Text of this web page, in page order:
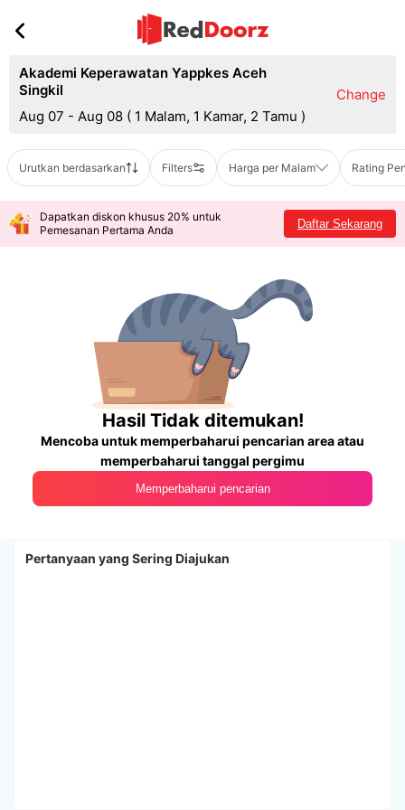
Akademi Keperawatan Yappkes Aceh
Singkil
Aug 07 - Aug 08 ( 1 Malam, 1 Kamar, 2 Tamu )
Change
Urutkan berdasarkan Filters Harga per Malam Rating
Dapatkan diskon khusus 20% untuk
Pemesanan Pertama Anda
Daftar Sekarang
Hasil Tidak ditemukan!
Mencoba untuk memperbaharui pencarian area atau
memperbaharui tanggal pergimu
Memperbaharui pencarian
Pertanyaan yang Sering Diajukan